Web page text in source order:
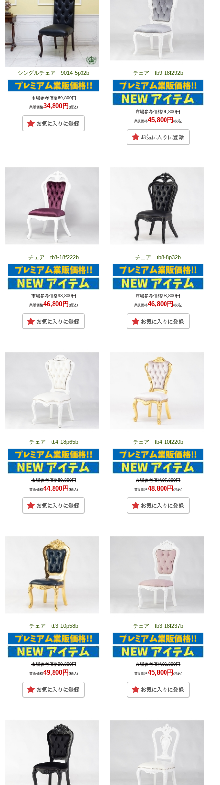
シングルチェア 9014-5p32b
市場参考価格69,800円
業販価格34,800円(税込)
チェア tb9-18f292b
市場参考価格91,800円
業販価格45,800円(税込)
チェア tb8-18f222b
市場参考価格93,800円
業販価格46,800円(税込)
チェア tb8-8p32b
市場参考価格93,800円
業販価格46,800円 (税込)
チェア tb4-18p65b
市場参考価格89,800円
業販価格44,800円(税込)
チェア tb4-10f220b
市場参考価格97,800円
業販価格48,800円 (税込)
チェア tb3-10p58b
市場参考価格99,800円
業販価格49,800円(税込)
チェア tb3-18f237b
市場参考価格92,800円
業販価格45,800円 (税込)